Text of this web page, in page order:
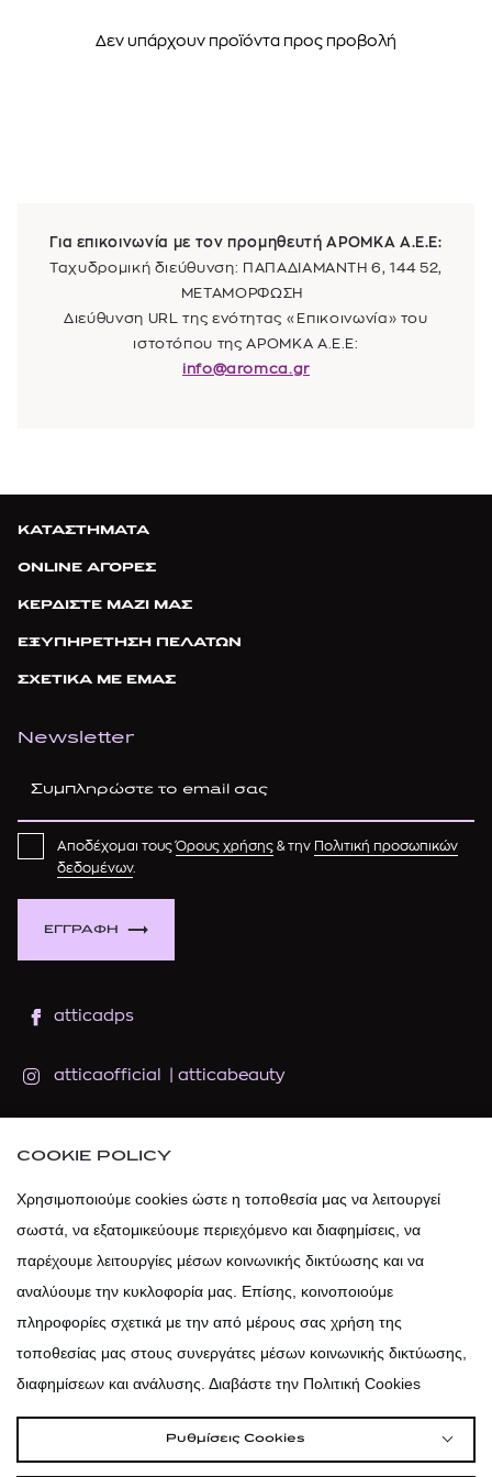
Δεν υπάρχουν προϊόντα προς προβολή
Για επικοινωνία με τον προμηθευτήΑΡΟΜΚΑ Α.Ε.Ε:
Ταχυδρομική διεύθυνση: ΠΑΠΑΔΙΑΜΑΝΤΗ 6, 144 52,
ΜΕΤΑΜΟΡΦΩΣΗ
Διεύθυνση URL της ενότητας «Επικοινωνία» του
ιστοτόπου τηςΑΡΟΜΚΑ Α.Ε.Ε:
info@aromca.gr
ΚΑΤΑΣΤΗΜΑΤΑ
ONLINE ΑΓΟΡΕΣ
ΚΕΡΔΙΣΤΕ ΜΑΖΙ ΜΑΣ
ΕΞΥΠΗΡΕΤΗΣΗ ΠΕΛΑΤΩΝ
ΣΧΕΤΙΚΑ ΜΕ ΕΜΑΣ
Newsletter
ΕΓΓΡΑΦΗ
Αποδέχομαι τουςΌρους χρήσης & την Πολιτική προσωπικών
δεδομένων.
atticadps
atticaofficial atticabeauty
atticadps
COOKIE POLICY
Χρησιμοποιούμε cookies ώστε η τοποθεσία μας να λειτουργεί
σωστά, να εξατομικεύουμε περιεχόμενο και διαφημίσεις, να
παρέχουμε λειτουργίες μέσων κοινωνικής δικτύωσης και να
αναλύουμε την κυκλοφορία μας. Επίσης, κοινοποιούμε
πληροφορίες σχετικά με την από μέρους σας χρήση της
τοποθεσίας μας στους συνεργάτες μέσων κοινωνικής δικτύωσης,
διαφημίσεων και ανάλυσης. Διαβάστε την Πολιτική Cookies
Ρυθμίσεις Cookies